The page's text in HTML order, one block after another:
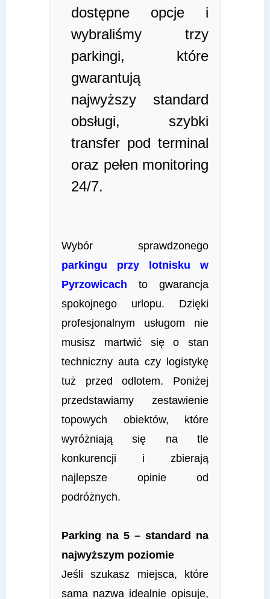
dostępne opcje i
wybraliśmy trzy
parkingi, które
gwarantują
najwyższy standard
obsługi, szybki
transfer pod terminal
oraz pełen monitoring
24/7.
Wybór sprawdzonego
parkingu przy lotnisku w
Pyrzowicach to gwarancja
spokojnego urlopu. Dzięki
profesjonalnym usługom nie
musisz martwić się o stan
techniczny auta czy logistykę
tuż przed odlotem. Poniżej
przedstawiamy zestawienie
topowych obiektów, które
wyróżniają się na tle
konkurencji i zbierają
najlepsze opinie od
podróżnych.
Parking na 5 – standard na
najwyższym poziomie
Jeśli szukasz miejsca, które
sama nazwa idealnie opisuje,